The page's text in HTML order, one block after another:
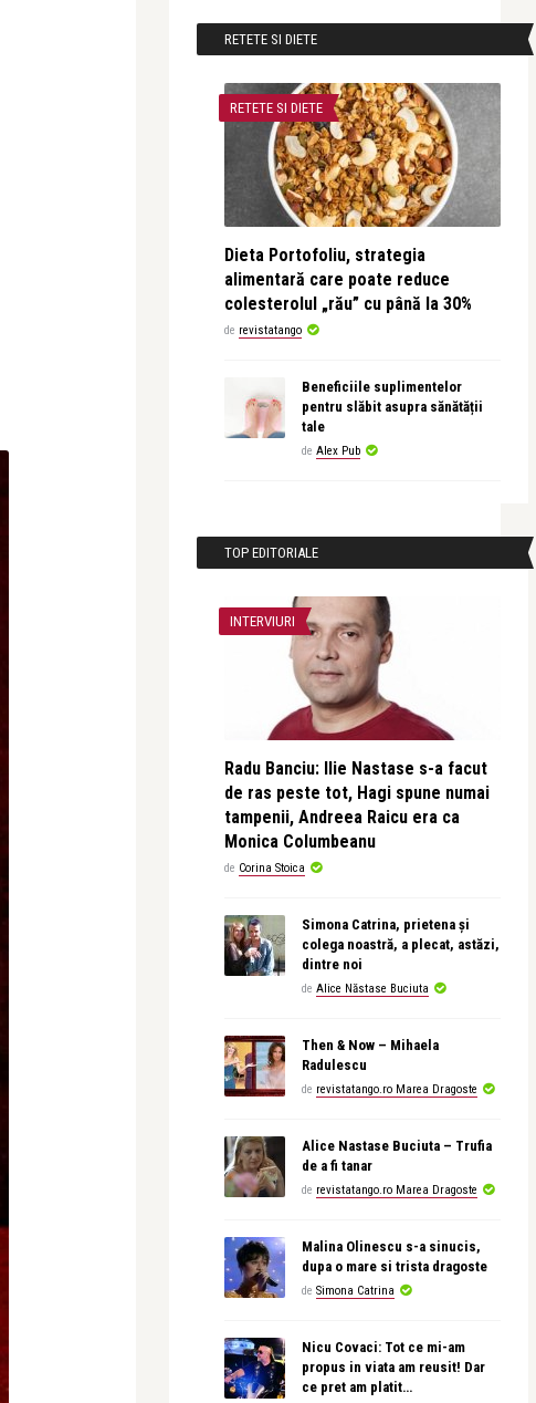
RETETE SI DIETE
RETETE SI DIETE
Dieta Portofoliu, strategia
alimentară care poate reduce
colesterolul „rău” cu până la 30%
de revistatango
Beneficiile suplimentelor
pentru slăbit asupra sănătății
tale
de Alex Pub
TOP EDITORIALE
INTERVIURI
Radu Banciu: Ilie Nastase s-a facut
de ras peste tot, Hagi spune numai
tampenii, Andreea Raicu era ca
Monica Columbeanu
de Corina Stoica
Simona Catrina, prietena și
colega noastră, a plecat, astăzi,
dintre noi
de Alice Năstase Buciuta
Then & Now – Mihaela
Radulescu
de revistatango.ro Marea Dragoste
Alice Nastase Buciuta – Trufia
de a fi tanar
de revistatango.ro Marea Dragoste
Malina Olinescu s-a sinucis,
dupa o mare si trista dragoste
de Simona Catrina
Nicu Covaci: Tot ce mi-am
propus in viata am reusit! Dar
ce pret am platit…